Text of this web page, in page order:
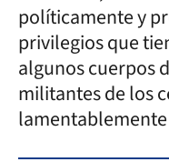
políticamente y
privilegios que
algunos cuerpos
militantes de los